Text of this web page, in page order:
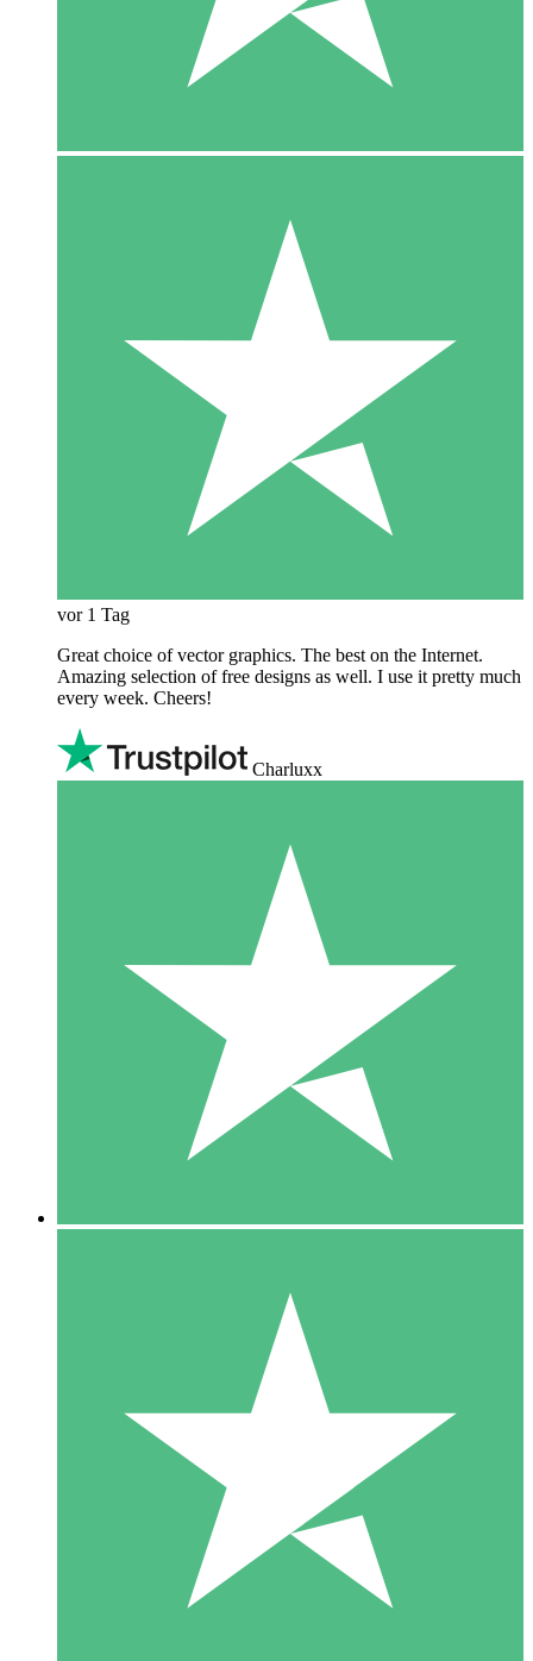
vor 1 Tag
Great choice of vector graphics. The best on the Internet.
Amazing selection of free designs as well. I use it pretty much
every week. Cheers!
Charluxx